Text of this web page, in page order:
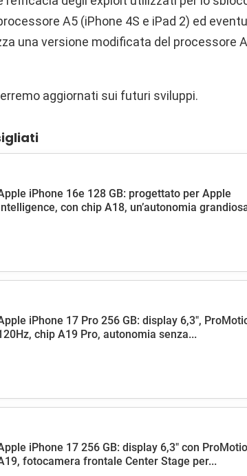
A5 (iPhone 4S e iPad 2) ed
una versione modificata del processore
aggiornati sui futuri sviluppi.
iPhone 16e 128 GB: progettato per Apple
con chip A18, un’autonomia
iPhone 17 Pro 256 GB: display 6,3",
chip A19 Pro, autonomia senza...
iPhone 17 256 GB: display 6,3" con
fotocamera frontale Center Stage per...